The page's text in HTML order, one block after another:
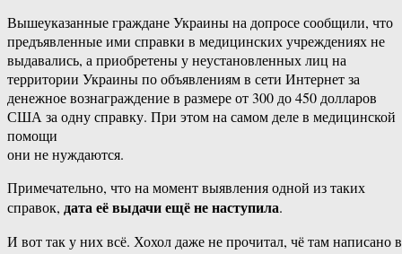
Вышеуказанные граждане Украины на допросе сообщили, что
предъявленные ими справки в медицинских учреждениях не
выдавались, а приобретены у неустановленных лиц на
территории Украины по объявлениям в сети Интернет за
денежное вознаграждение в размере от 300 до 450 долларов
США за одну справку. При этом на самом деле в медицинской
помощи
они не нуждаются.
Примечательно, что на момент выявления одной из таких
справок, дата её выдачи ещё не наступила.
И вот так у них всё. Хохол даже не прочитал, чё там написано в